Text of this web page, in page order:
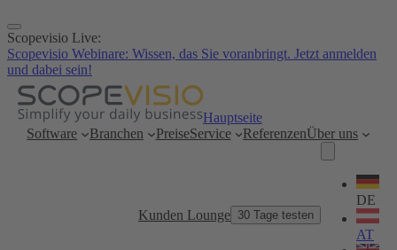
Zum
Inhalt
springen
Scopevisio Live:
Scopevisio Webinare: Wissen, das Sie voranbringt. Jetzt anmelden
und dabei sein!
Hauptseite
Software
Branchen PreiseService ReferenzenÜber uns
Kunden Lounge 30 Tage testen
Sprache
wählen
DE
AT